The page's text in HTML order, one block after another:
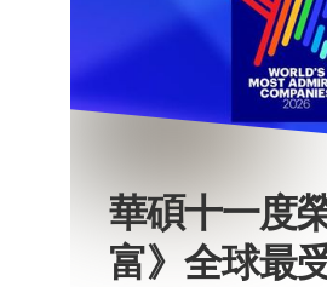
華碩十一度
富》全球最